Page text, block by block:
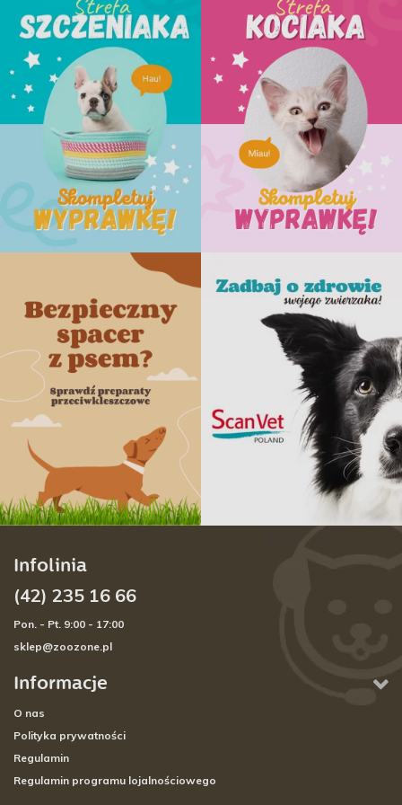
Informacje
O nas
Polityka prywatności
Regulamin
Regulamin programu lojalnościowego
Infolinia
(42) 235 16 66
Pon. - Pt. 9:00 - 17:00
sklep@zoozone.pl